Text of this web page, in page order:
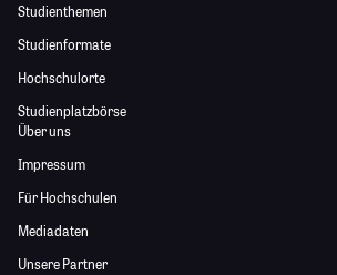
Studienthemen
Studienformate
Hochschulorte
Studienplatzbörse
Über uns
Impressum
Für Hochschulen
Mediadaten
Unsere Partner